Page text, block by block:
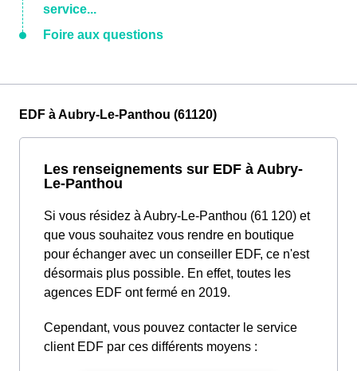
service...
Foire aux questions
EDF à Aubry-Le-Panthou (61120)
Les renseignements sur EDF à Aubry-
Le-Panthou
Si vous résidez à Aubry-Le-Panthou (61 120) et
que vous souhaitez vous rendre en boutique
pour échanger avec un conseiller EDF, ce n'est
désormais plus possible. En effet, toutes les
agences EDF ont fermé en 2019.
Cependant, vous pouvez contacter le service
client EDF par ces différents moyens :